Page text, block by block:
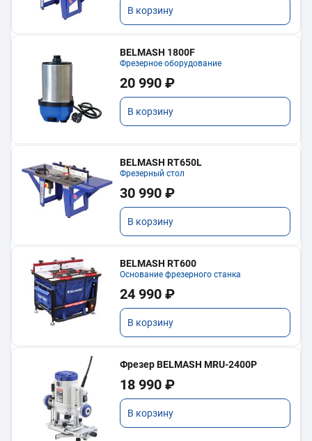
В корзину
BELMASH 1800F
Фрезерное оборудование
20 990 ₽
В корзину
BELMASH RT650L
Фрезерный стол
30 990 ₽
В корзину
BELMASH RT600
Основание фрезерного станка
24 990 ₽
В корзину
Фрезер BELMASH MRU-2400P
18 990 ₽
В корзину